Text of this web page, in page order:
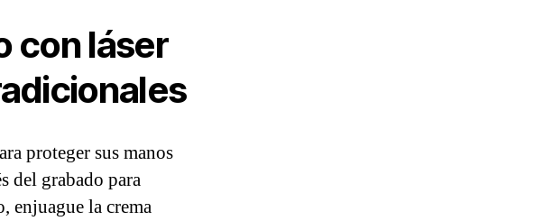
con láser
proteger sus manos
del grabado para
enjuague la crema